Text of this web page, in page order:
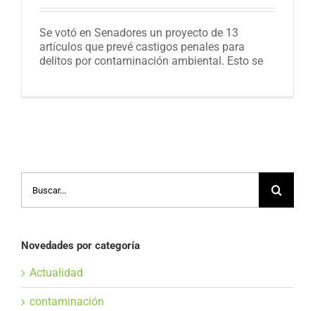
Se votó en Senadores un proyecto de 13
artículos que prevé castigos penales para
delitos por contaminación ambiental. Esto se
Novedades por categoría
Actualidad
contaminación